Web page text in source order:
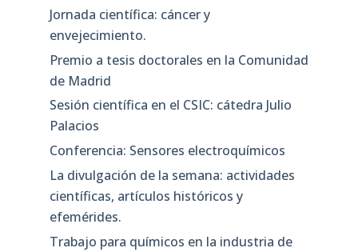
Jornada científica: cáncer y
envejecimiento.
Premio a tesis doctorales en la Comunidad
de Madrid
Sesión científica en el CSIC: cátedra Julio
Palacios
Conferencia: Sensores electroquímicos
La divulgación de la semana: actividades
científicas, artículos históricos y
efemérides.
Trabajo para químicos en la industria de